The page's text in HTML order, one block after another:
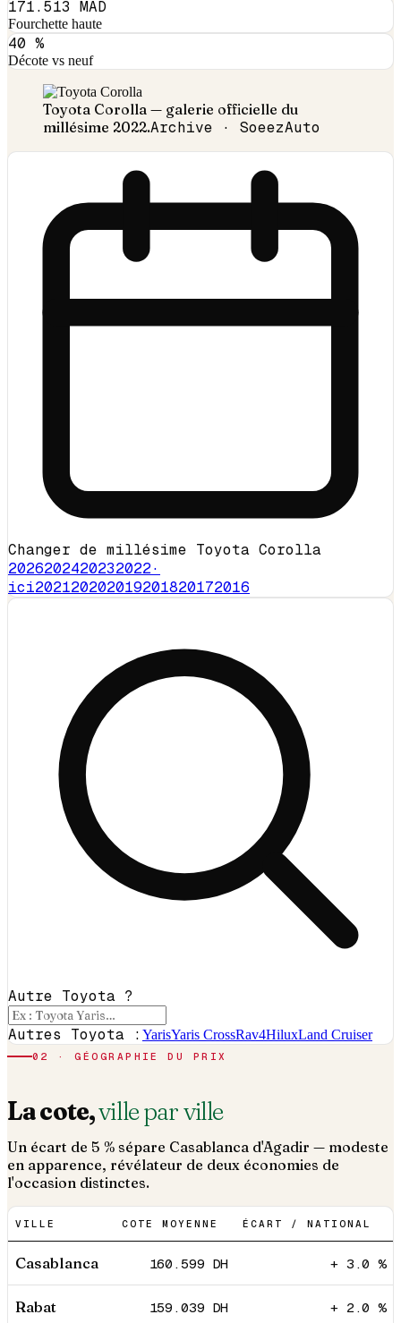
171.513 MAD
Fourchette haute
40 %
Décote vs neuf
Toyota Corolla — galerie officielle du
millésime 2022.Archive · SoeezAuto
Changer de millésime Toyota Corolla
2026202420232022·
ici202120202019201820172016
Autre Toyota ?
Autres Toyota : YarisYaris CrossRav4HiluxLand Cruiser
02 · GÉOGRAPHIE DU PRIX
La cote,ville par ville
Un écart de 5 % sépare Casablanca d'Agadir — modeste
en apparence, révélateur de deux économies de
l'occasion distinctes.
VILLE COTE MOYENNE ÉCART / NATIONAL
Casablanca 160.599 DH + 3.0 %
Rabat 159.039 DH + 2.0 %